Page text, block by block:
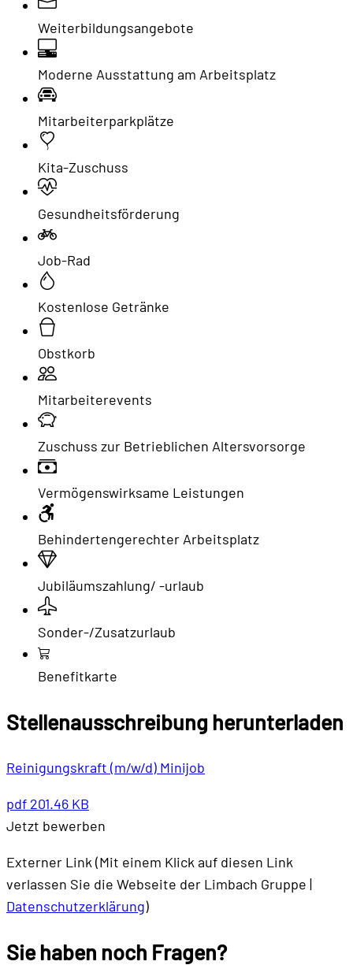
Weiterbildungsangebote
Moderne Ausstattung am Arbeitsplatz
Mitarbeiterparkplätze
Kita-Zuschuss
Gesundheitsförderung
Job-Rad
Kostenlose Getränke
Obstkorb
Mitarbeiterevents
Zuschuss zur Betrieblichen Altersvorsorge
Vermögenswirksame Leistungen
Behindertengerechter Arbeitsplatz
Jubiläumszahlung/ -urlaub
Sonder-/Zusatzurlaub
Benefitkarte
Stellenausschreibung herunterladen
Reinigungskraft (m/w/d) Minijob
pdf 201.46 KB
Jetzt bewerben
Externer Link (Mit einem Klick auf diesen Link
verlassen Sie die Webseite der Limbach Gruppe |
Datenschutzerklärung)
Sie haben noch Fragen?